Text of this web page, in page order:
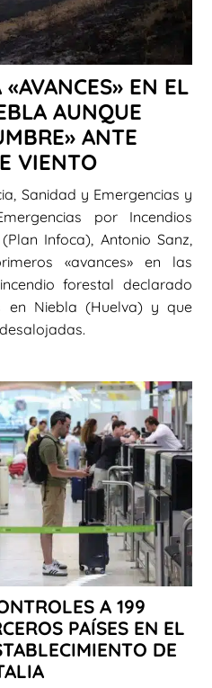
EN EL
AUNQUE
ANTE
VIENTO
Sanidad y Emergencias y
por Incendios
Infoca), Antonio Sanz,
«avances» en las
forestal declarado
en Niebla (Huelva) y que
A 199
PAÍSES EN EL
DE